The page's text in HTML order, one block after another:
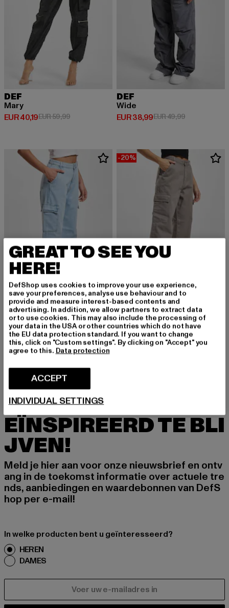
DEF
Mary
EUR 40,19
Huidige prijs: EUR 40,19
EUR 59,99Actieprijs: EUR 59,99
DEF
Wide
EUR 38,99
Huidige prijs: EUR 38,99
EUR 49,99Actieprijs:
DEF
DEF Mika Cargo
EUR 47,49
Huidige prijs: EUR 47,49
-20%
DEF
Desiree
EUR 39,99
Huidige prijs: EUR 39,99
EUR 49,99Actieprijs:
MELD JE AAN OM G
EÏNSPIREERD TE BLI
JVEN!
Meld je hier aan voor onze nieuwsbrief en ontv
ang in de toekomst informatie over actuele tre
nds, aanbiedingen en waardebonnen van DefS
hop per e-mail!
In welke producten bent u geïnteresseerd?
HEREN
DAMES
GREAT TO SEE YOU
HERE!
DefShop uses cookies to improve your use experience,
save your preferences, analyse use behaviour and to
provide and measure interest-based contents and
advertising. In addition, we allow partners to extract data
or to use cookies. This may also include the processing of
your data in the USA or other countries which do not have
the EU data protection standard. If you want to change
this, click on "Custom settings". By clicking on "Accept" you
agree to this. Data protection
ACCEPT
INDIVIDUAL SETTINGS